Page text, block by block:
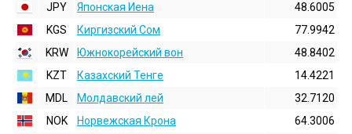
JPY
Японская Иена
48.6005
KGS
Киргизский Сом
77.9942
KRW
Южнокорейский вон
48.8402
KZT
Казахский Тенге
14.4221
MDL
Молдавский лей
32.7120
NOK
Норвежская Крона
64.3006